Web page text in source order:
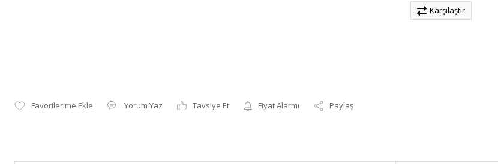
Yorum Yaz Tavsiye Et Fiyat Alarmı Paylaş
Karşılaştır